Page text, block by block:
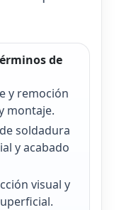
de
y remoción
montaje.
soldadura
y acabado
visual y